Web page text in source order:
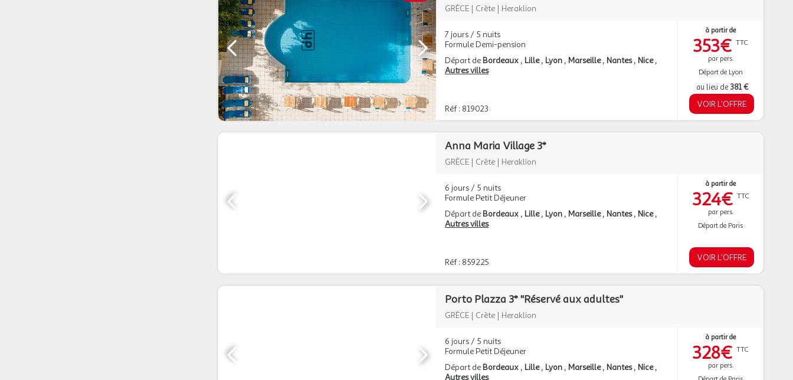
GRÈCE | Crète | Heraklion
7 jours / 5 nuits
Formule Demi-pension
Départ de Bordeaux Lille Lyon Marseille Nantes Nice
Autres villes
Réf : 819023
à partir de
353€ TTC
par pers.
Départ de Lyon
au lieu de 381 €
VOIR L'OFFRE
Anna Maria Village 3*
GRÈCE | Crète | Heraklion
6 jours / 5 nuits
Formule Petit Déjeuner
Départ de Bordeaux Lille Lyon Marseille Nantes Nice
Autres villes
Réf : 859225
à partir de
324€ TTC
par pers.
Départ de Paris
VOIR L'OFFRE
Porto Plazza 3* "Réservé aux adultes"
GRÈCE | Crète | Heraklion
6 jours / 5 nuits
Formule Petit Déjeuner
Départ de Bordeaux Lille Lyon Marseille Nantes Nice
Autres villes
à partir de
328€ TTC
par pers.